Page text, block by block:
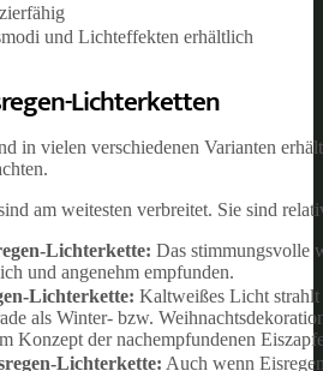
und Lichteffekten erhältlich
Lichterketten
in vielen verschiedenen Varianten
am weitesten verbreitet. Sie sind
Lichterkette: Das stimmungsvolle
und angenehm empfunden.
Lichterkette: Kaltweißes Licht strahlt
als Winter- bzw.
Konzept der nachempfundenen
Lichterkette: Auch wenn